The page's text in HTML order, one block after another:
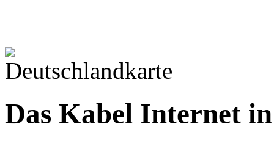
Das Kabel Internet in